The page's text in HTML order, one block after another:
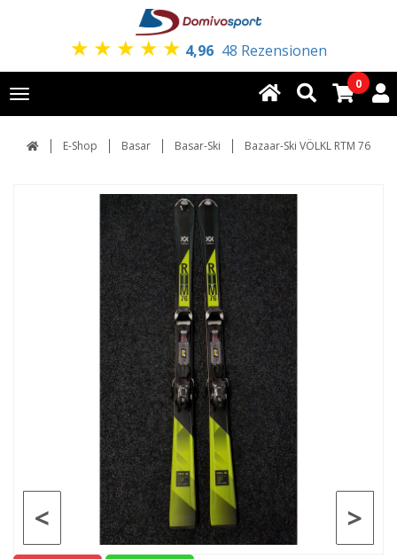
★ ★ ★ ★ ★ 4,96 48 Rezensionen
Toggle
navigation
0
E-Shop Basar Basar-Ski Bazaar-Ski VÖLKL RTM 76
>
<